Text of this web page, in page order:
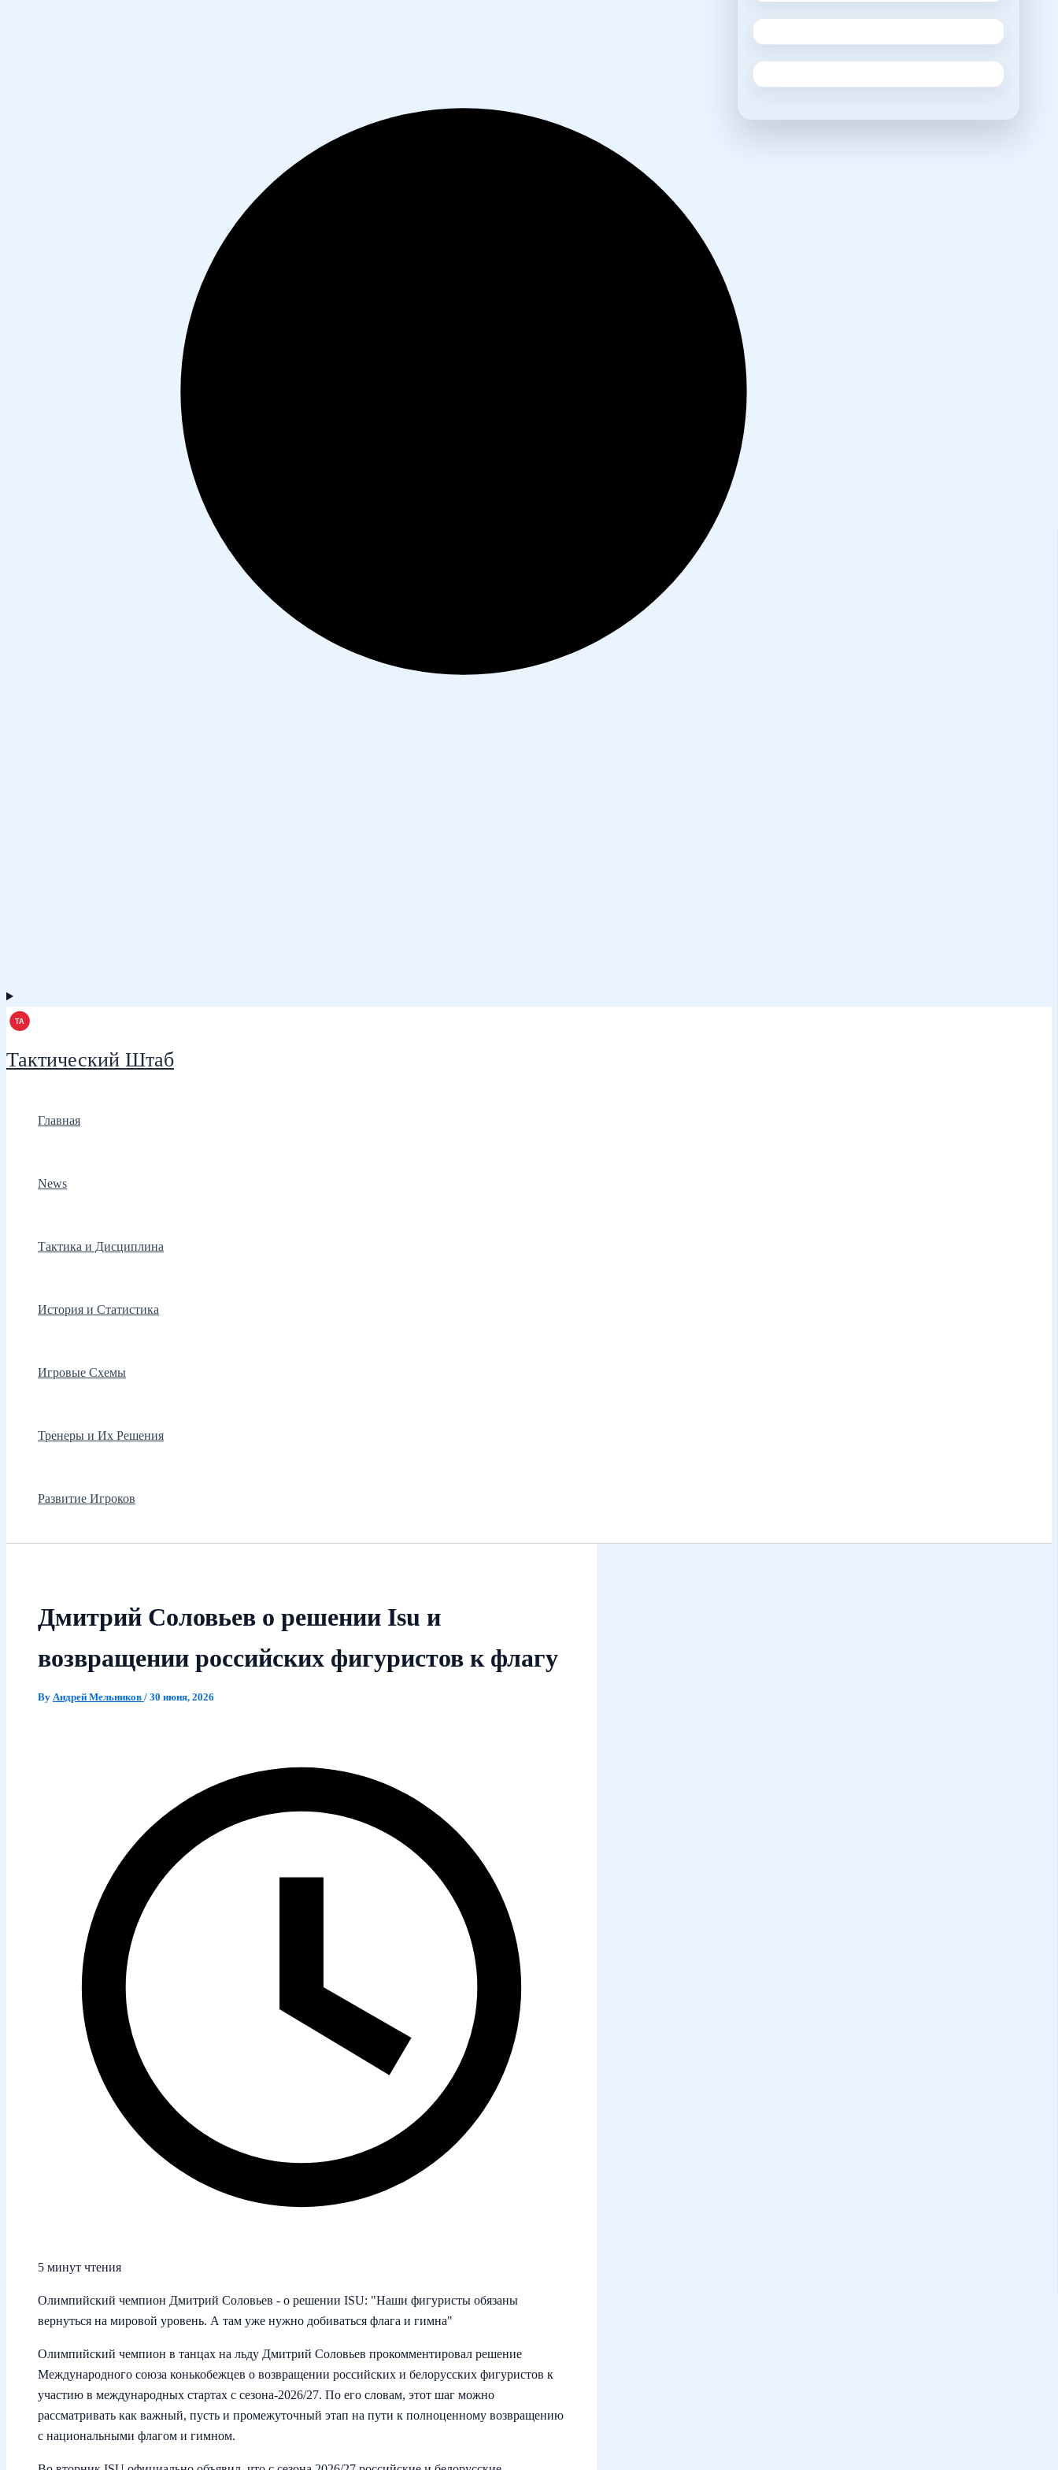
Тактический Штаб
Главная
News
Тактика и Дисциплина
История и Статистика
Игровые Схемы
Тренеры и Их Решения
Развитие Игроков
Дмитрий Соловьев о решении Isu и
возвращении российских фигуристов к флагу
By Андрей Мельников / 30 июня, 2026
5 минут чтения
Олимпийский чемпион Дмитрий Соловьев - о решении ISU: "Наши фигуристы обязаны
вернуться на мировой уровень. А там уже нужно добиваться флага и гимна"
Олимпийский чемпион в танцах на льду Дмитрий Соловьев прокомментировал решение
Международного союза конькобежцев о возвращении российских и белорусских фигуристов к
участию в международных стартах с сезона‑2026/27. По его словам, этот шаг можно
рассматривать как важный, пусть и промежуточный этап на пути к полноценному возвращению
с национальными флагом и гимном.